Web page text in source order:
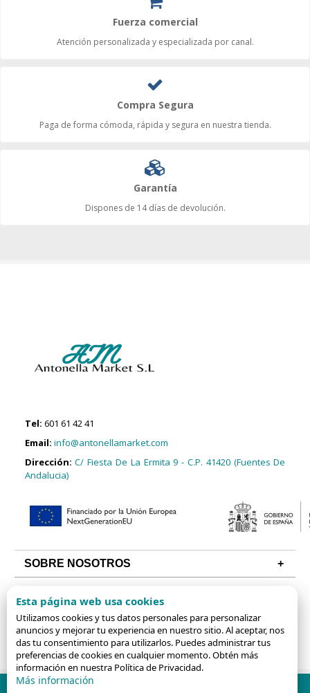
Fuerza comercial
Atención personalizada y especializada por canal.
Compra Segura
Paga de forma cómoda, rápida y segura en nuestra tienda.
Garantía
Dispones de 14 días de devolución.
Tel: 601 61 42 41
Email: info@antonellamarket.com
Dirección:C/ Fiesta De La Ermita 9 - C.P. 41420 (Fuentes De
Andalucia)
SOBRE NOSOTROS
ALGUNAS CATEGORÍAS
Esta página web usa cookies
Utilizamos cookies y tus datos personales para personalizar
anuncios y mejorar tu experiencia en nuestro sitio. Al aceptar, nos
das tu consentimiento para utilizarlos. Puedes administrar tus
preferencias de cookies en cualquier momento. Obtén más
información en nuestra Política de Privacidad.
Más información